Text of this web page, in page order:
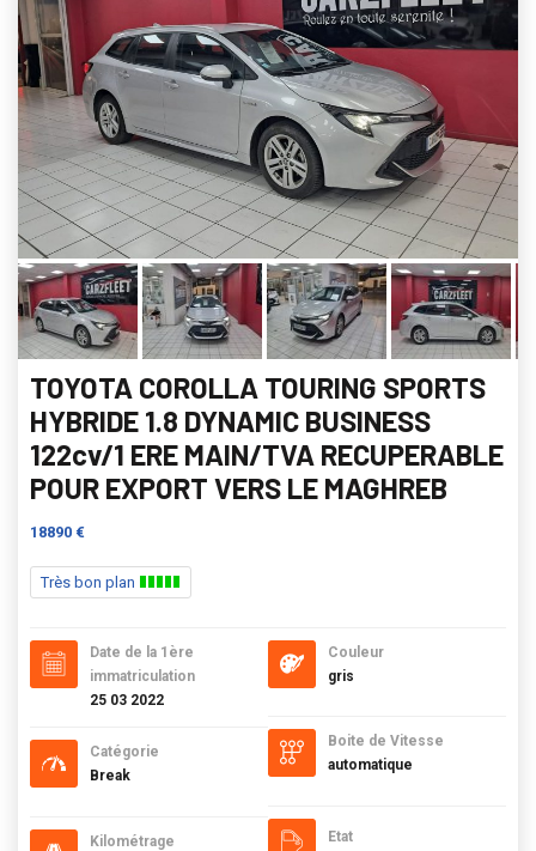
TOYOTA COROLLA TOURING SPORTS
HYBRIDE 1.8 DYNAMIC BUSINESS
122cv/1 ERE MAIN/TVA RECUPERABLE
POUR EXPORT VERS LE MAGHREB
18890 €
Très bon plan
Date de la 1ère
immatriculation
25 03 2022
Catégorie
Break
Kilométrage
Couleur
gris
Boite de Vitesse
automatique
Etat